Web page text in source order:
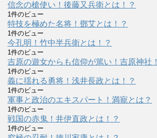
信念の槍使い！後藤又兵衛とは！？
1件のビュー
特技を極めた名将！鄧艾とは！？
1件のビュー
今孔明！竹中半兵衛とは！？
1件のビュー
吉原の遊女からも信仰が篤い！吉原神社！
1件のビュー
義に揺れる勇将！浅井長政とは！？
1件のビュー
軍事と政治のエキスパート！満寵とは？
1件のビュー
戦国の赤鬼！井伊直政とは！？
1件のビュー